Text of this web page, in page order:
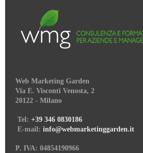
Web Marketing Garden
Via E. Visconti Venosta, 2
20122 - Milano
Tel: +39 346 0830186
E-mail: info@webmarketinggarden.it
P. IVA: 04854190966